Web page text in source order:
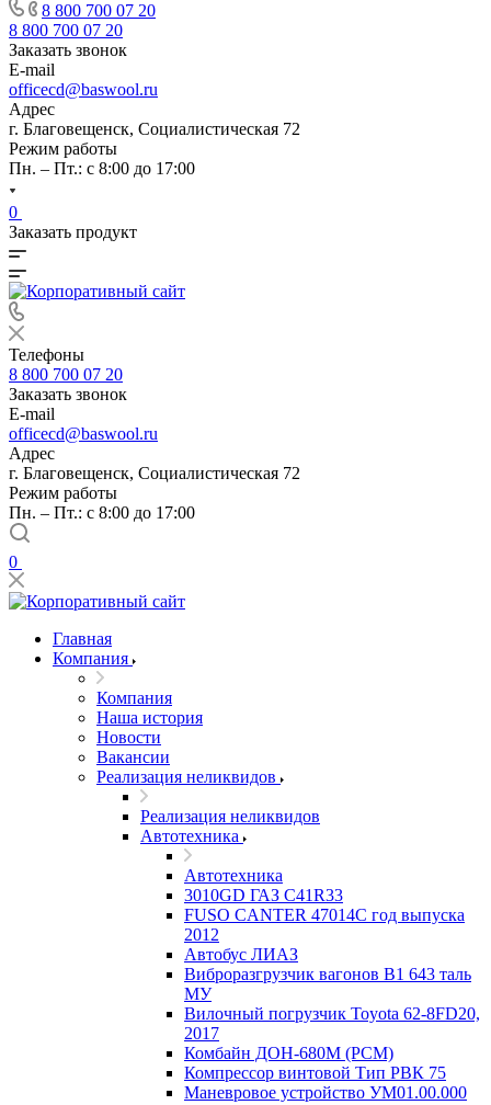
8 800 700 07 20
8 800 700 07 20
Заказать звонок
E-mail
officecd@baswool.ru
Адрес
г. Благовещенск, Социалистическая 72
Режим работы
Пн. – Пт.: с 8:00 до 17:00
0
Заказать продукт
Телефоны
8 800 700 07 20
Заказать звонок
E-mail
officecd@baswool.ru
Адрес
г. Благовещенск, Социалистическая 72
Режим работы
Пн. – Пт.: с 8:00 до 17:00
0
Главная
Компания
Компания
Наша история
Новости
Вакансии
Реализация неликвидов
Реализация неликвидов
Автотехника
Автотехника
3010GD ГАЗ С41R33
FUSO CANTER 47014C год выпуска
2012
Автобус ЛИАЗ
Виброразгрузчик вагонов В1 643 таль
МУ
Вилочный погрузчик Toyota 62-8FD20,
2017
Комбайн ДОН-680М (РСМ)
Компрессор винтовой Тип РВК 75
Маневровое устройство УМ01.00.000